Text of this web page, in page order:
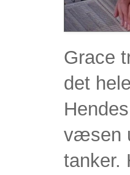
Grace
det
væsen